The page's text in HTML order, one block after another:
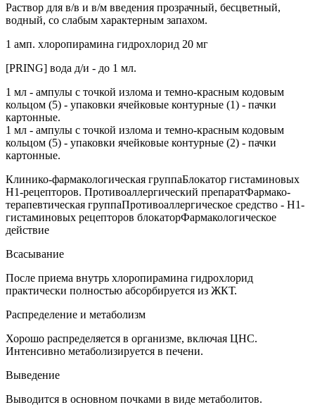
Раствор для в/в и в/м введения прозрачный, бесцветный,
водный, со слабым характерным запахом.
1 амп. хлоропирамина гидрохлорид 20 мг
[PRING] вода д/и - до 1 мл.
1 мл - ампулы с точкой излома и темно-красным кодовым
кольцом (5) - упаковки ячейковые контурные (1) - пачки
картонные.
1 мл - ампулы с точкой излома и темно-красным кодовым
кольцом (5) - упаковки ячейковые контурные (2) - пачки
картонные.
Клинико-фармакологическая группаБлокатор гистаминовых
Н1-рецепторов. Противоаллергический препаратФармако-
терапевтическая группаПротивоаллергическое средство - H1-
гистаминовых рецепторов блокаторФармакологическое
действие
Всасывание
После приема внутрь хлоропирамина гидрохлорид
практически полностью абсорбируется из ЖКТ.
Распределение и метаболизм
Хорошо распределяется в организме, включая ЦНС.
Интенсивно метаболизируется в печени.
Выведение
Выводится в основном почками в виде метаболитов.